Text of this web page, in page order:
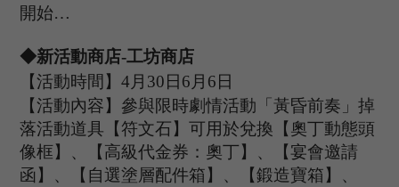
開始…
◆新活動商店-工坊商店
【活動時間】4 月 30日6 月 6日
【活動內容】參與限時劇情活動「黃昏前奏」掉
落活動道具【符文石】可用於兌換【奧丁動態頭
像框】、【高級代金券：奧丁】、【宴會邀請
函】、【自選塗層配件箱】、【鍛造寶箱】、